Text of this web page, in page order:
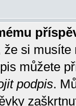
si
můžete
podpis.